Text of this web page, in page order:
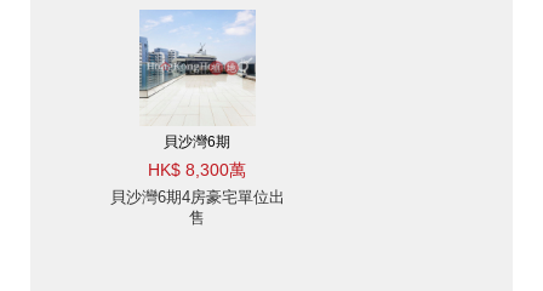
貝沙灣6期
HK$ 8,300萬
貝沙灣6期4房豪宅單位出
售